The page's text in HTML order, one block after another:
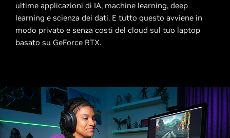
ultime applicazioni di IA, machine learning, deep
learning e scienza dei dati. E tutto questo avviene in
modo privato e senza costi del cloud sul tuo laptop
basato su GeForce RTX.